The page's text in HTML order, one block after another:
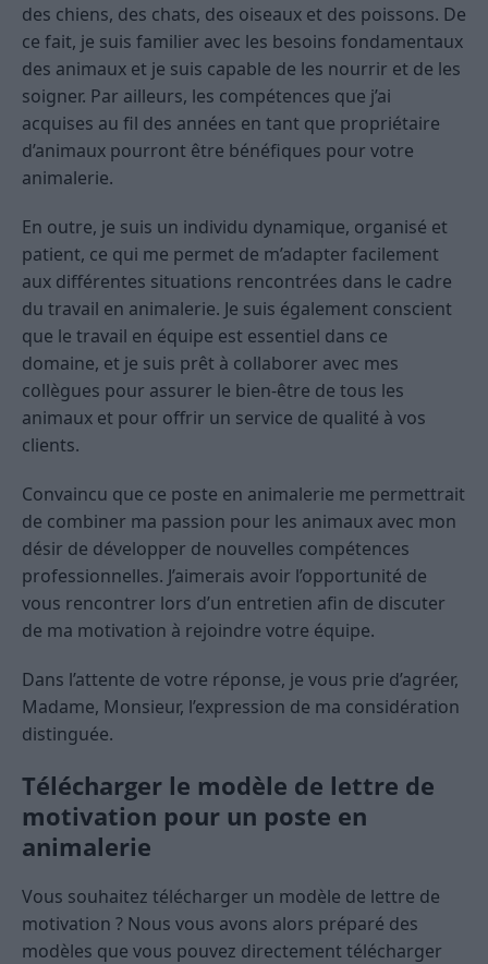
des chiens, des chats, des oiseaux et des poissons. De
ce fait, je suis familier avec les besoins fondamentaux
des animaux et je suis capable de les nourrir et de les
soigner. Par ailleurs, les compétences que j’ai
acquises au fil des années en tant que propriétaire
d’animaux pourront être bénéfiques pour votre
animalerie.
En outre, je suis un individu dynamique, organisé et
patient, ce qui me permet de m’adapter facilement
aux différentes situations rencontrées dans le cadre
du travail en animalerie. Je suis également conscient
que le travail en équipe est essentiel dans ce
domaine, et je suis prêt à collaborer avec mes
collègues pour assurer le bien-être de tous les
animaux et pour offrir un service de qualité à vos
clients.
Convaincu que ce poste en animalerie me permettrait
de combiner ma passion pour les animaux avec mon
désir de développer de nouvelles compétences
professionnelles. J’aimerais avoir l’opportunité de
vous rencontrer lors d’un entretien afin de discuter
de ma motivation à rejoindre votre équipe.
Dans l’attente de votre réponse, je vous prie d’agréer,
Madame, Monsieur, l’expression de ma considération
distinguée.
Télécharger le modèle de lettre de
motivation pour un poste en
animalerie
Vous souhaitez télécharger un modèle de lettre de
motivation ? Nous vous avons alors préparé des
modèles que vous pouvez directement télécharger